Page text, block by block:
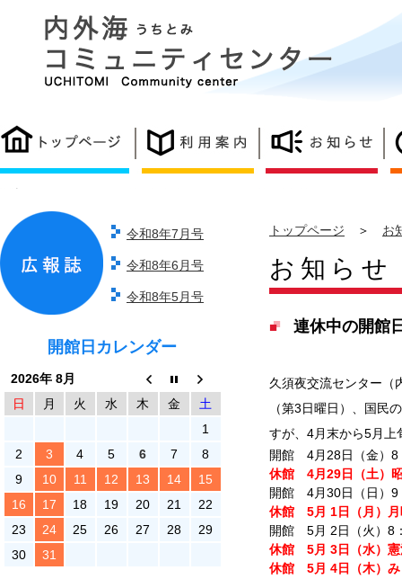
令和8年7月号
令和8年6月号
令和8年5月号
開館日カレンダー
2026年 8月
日
月 火 水 木 金
土
1
2
3 4 5 6 7
8
9
10 11 12 13 14
15
16
17 18 19 20 21
22
23
24 25 26 27 28
29
30
31
トップページ ＞ お
お知らせ
連休中の開館
久須夜交流センター（
（第3日曜日）、国民
すが、4月末から5月上
休館　4月29日（土）
休館　5月 1日（月）
休館　5月 3日（水）
休館　5月 4日（木）